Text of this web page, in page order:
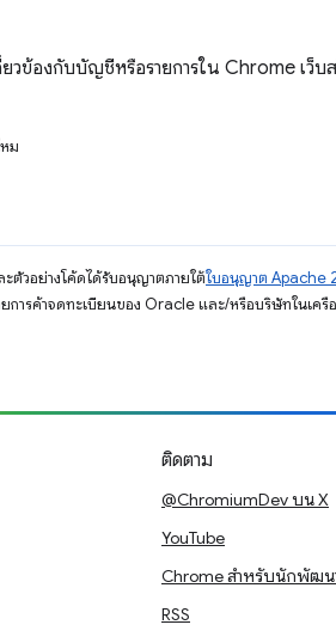
วข้องกับบัญชีหรือรายการใน Chrome เว็บ
ม
ะตัวอย่างโค้ดได้รับอนุญาตภายใต้ใบอนุญาต Apache
การค้าจดทะเบียนของ Oracle และ/หรือบริษัทในเครือ
ติดตาม
@ChromiumDev บน X
YouTube
Chrome สำหรับนักพัฒน
RSS